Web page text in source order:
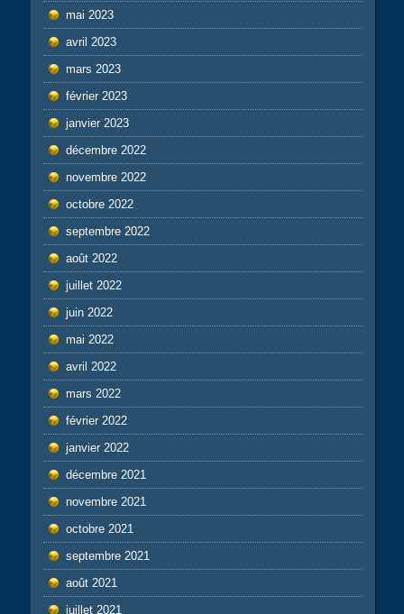
mai 2023
avril 2023
mars 2023
février 2023
janvier 2023
décembre 2022
novembre 2022
octobre 2022
septembre 2022
août 2022
juillet 2022
juin 2022
mai 2022
avril 2022
mars 2022
février 2022
janvier 2022
décembre 2021
novembre 2021
octobre 2021
septembre 2021
août 2021
juillet 2021